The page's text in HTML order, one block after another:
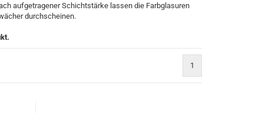
aufgetragener Schichtstärke lassen die Farbglasuren
durchscheinen.
1